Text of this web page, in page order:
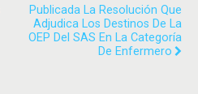
Publicada La Resolución Que
Adjudica Los Destinos De La
OEP Del SAS En La Categoría
De Enfermero